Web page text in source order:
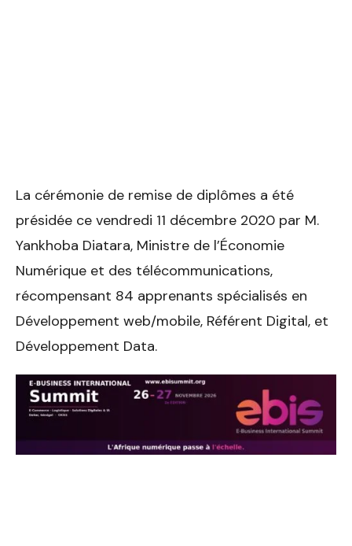
La cérémonie de remise de diplômes a été
présidée ce vendredi 11 décembre 2020 par M.
Yankhoba Diatara, Ministre de l’Économie
Numérique et des télécommunications,
récompensant 84 apprenants spécialisés en
Développement web/mobile, Référent Digital, et
Développement Data.